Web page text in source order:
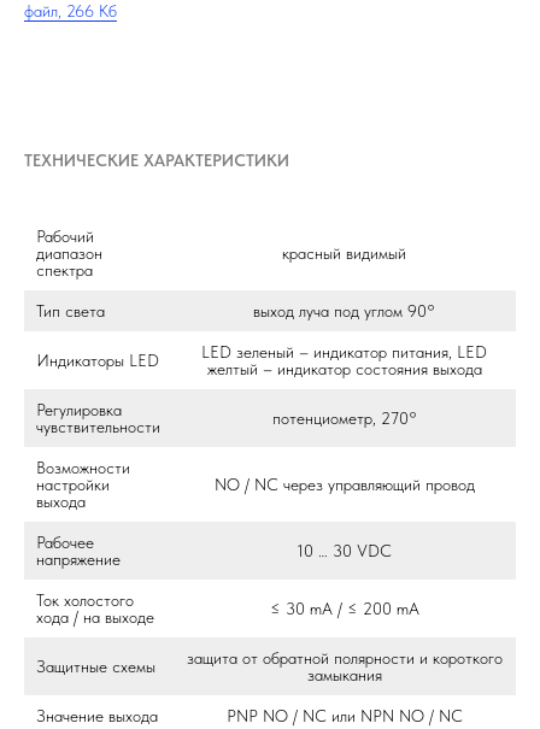
файл, 266 Кб
ТЕХНИЧЕСКИЕ ХАРАКТЕРИСТИКИ
Рабочий
диапазон
спектра
красный видимый
Тип света выход луча под углом 90°
Индикаторы LED
LED зеленый – индикатор питания, LED
желтый – индикатор состояния выхода
Регулировка
чувствительности
потенциометр, 270°
Возможности
настройки
выхода
NO / NC через управляющий провод
Рабочее
напряжение
10 … 30 VDC
Ток холостого
хода / на выходе
≤ 30 mA / ≤ 200 mA
Защитные схемы
защита от обратной полярности и короткого
замыкания
Значение выхода PNP NO / NC или NPN NO / NC